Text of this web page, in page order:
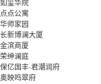
如玺华院
点点公寓
华师家园
长新博澜大厦
金滨商厦
荣绅澜庭
保亿国丰·君潮润府
奥映鸣翠府